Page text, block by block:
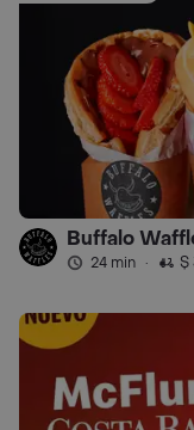
Buffalo
24 min · $